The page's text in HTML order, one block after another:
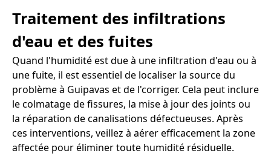
Traitement des infiltrations
d'eau et des fuites
Quand l'humidité est due à une infiltration d'eau ou à
une fuite, il est essentiel de localiser la source du
problème à Guipavas et de l'corriger. Cela peut inclure
le colmatage de fissures, la mise à jour des joints ou
la réparation de canalisations défectueuses. Après
ces interventions, veillez à aérer efficacement la zone
affectée pour éliminer toute humidité résiduelle.